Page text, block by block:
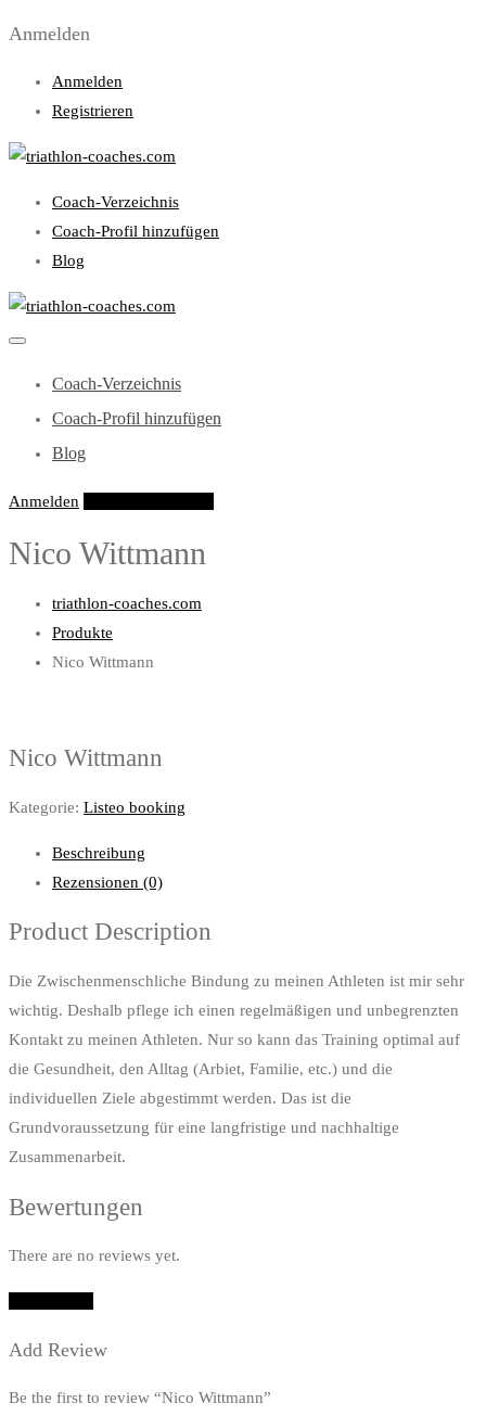
Anmelden
Anmelden
Registrieren
Coach-Verzeichnis
Coach-Profil hinzufügen
Blog
Coach-Verzeichnis
Coach-Profil hinzufügen
Blog
Anmelden
Nico Wittmann
triathlon-coaches.com
Produkte
Nico Wittmann
Nico Wittmann
Kategorie: Listeo booking
Beschreibung
Rezensionen (0)
Product Description
Die Zwischenmenschliche Bindung zu meinen Athleten ist mir sehr
wichtig. Deshalb pflege ich einen regelmäßigen und unbegrenzten
Kontakt zu meinen Athleten. Nur so kann das Training optimal auf
die Gesundheit, den Alltag (Arbiet, Familie, etc.) und die
individuellen Ziele abgestimmt werden. Das ist die
Grundvoraussetzung für eine langfristige und nachhaltige
Zusammenarbeit.
Bewertungen
There are no reviews yet.
Add Review
Be the first to review “Nico Wittmann”